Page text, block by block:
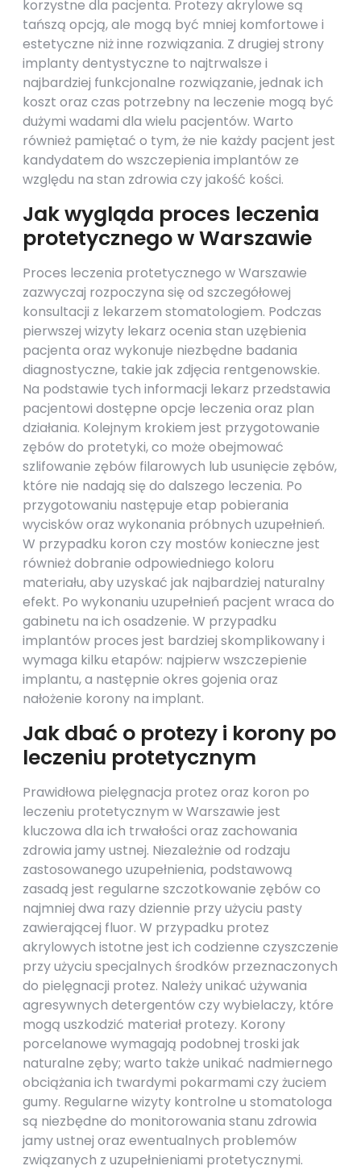
korzystne dla pacjenta. Protezy akrylowe są
tańszą opcją, ale mogą być mniej komfortowe i
estetyczne niż inne rozwiązania. Z drugiej strony
implanty dentystyczne to najtrwalsze i
najbardziej funkcjonalne rozwiązanie, jednak ich
koszt oraz czas potrzebny na leczenie mogą być
dużymi wadami dla wielu pacjentów. Warto
również pamiętać o tym, że nie każdy pacjent jest
kandydatem do wszczepienia implantów ze
względu na stan zdrowia czy jakość kości.
Jak wygląda proces leczenia
protetycznego w Warszawie
Proces leczenia protetycznego w Warszawie
zazwyczaj rozpoczyna się od szczegółowej
konsultacji z lekarzem stomatologiem. Podczas
pierwszej wizyty lekarz ocenia stan uzębienia
pacjenta oraz wykonuje niezbędne badania
diagnostyczne, takie jak zdjęcia rentgenowskie.
Na podstawie tych informacji lekarz przedstawia
pacjentowi dostępne opcje leczenia oraz plan
działania. Kolejnym krokiem jest przygotowanie
zębów do protetyki, co może obejmować
szlifowanie zębów filarowych lub usunięcie zębów,
które nie nadają się do dalszego leczenia. Po
przygotowaniu następuje etap pobierania
wycisków oraz wykonania próbnych uzupełnień.
W przypadku koron czy mostów konieczne jest
również dobranie odpowiedniego koloru
materiału, aby uzyskać jak najbardziej naturalny
efekt. Po wykonaniu uzupełnień pacjent wraca do
gabinetu na ich osadzenie. W przypadku
implantów proces jest bardziej skomplikowany i
wymaga kilku etapów: najpierw wszczepienie
implantu, a następnie okres gojenia oraz
nałożenie korony na implant.
Jak dbać o protezy i korony po
leczeniu protetycznym
Prawidłowa pielęgnacja protez oraz koron po
leczeniu protetycznym w Warszawie jest
kluczowa dla ich trwałości oraz zachowania
zdrowia jamy ustnej. Niezależnie od rodzaju
zastosowanego uzupełnienia, podstawową
zasadą jest regularne szczotkowanie zębów co
najmniej dwa razy dziennie przy użyciu pasty
zawierającej fluor. W przypadku protez
akrylowych istotne jest ich codzienne czyszczenie
przy użyciu specjalnych środków przeznaczonych
do pielęgnacji protez. Należy unikać używania
agresywnych detergentów czy wybielaczy, które
mogą uszkodzić materiał protezy. Korony
porcelanowe wymagają podobnej troski jak
naturalne zęby; warto także unikać nadmiernego
obciążania ich twardymi pokarmami czy żuciem
gumy. Regularne wizyty kontrolne u stomatologa
są niezbędne do monitorowania stanu zdrowia
jamy ustnej oraz ewentualnych problemów
związanych z uzupełnieniami protetycznymi.